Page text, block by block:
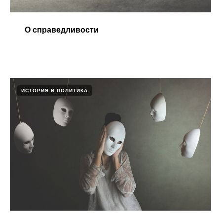
О справедливости
ИСТОРИЯ И ПОЛИТИКА